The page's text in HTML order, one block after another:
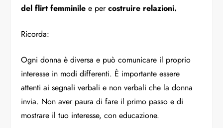
del flirt femminile e percostruire relazioni.
Ricorda:
Ogni donna è diversa e può comunicare il proprio
interesse in modi differenti. È importante essere
attenti ai segnali verbali e non verbali che la donna
invia. Non aver paura di fare il primo passo e di
mostrare il tuo interesse, con educazione.